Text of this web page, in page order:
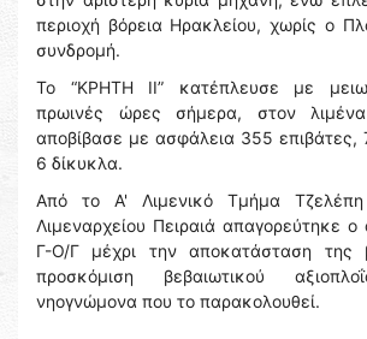
περιοχή βόρεια Ηρακλείου, χωρίς ο
συνδρομή.
Το “ΚΡΗΤΗ ΙΙ” κατέπλευσε με
πρωινές ώρες σήμερα, στον
αποβίβασε με ασφάλεια 355 επιβάτες,
6 δίκυκλα.
Από το Α' Λιμενικό Τμήμα Τζελέπη
Λιμεναρχείου Πειραιά απαγορεύτηκε
Γ-Ο/Γ μέχρι την αποκατάσταση της
προσκόμιση βεβαιωτικού
νηογνώμονα που το παρακολουθεί.